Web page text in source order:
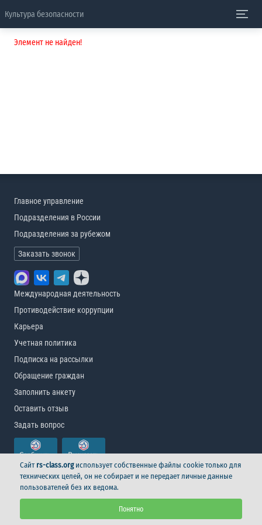
Культура безопасности
Элемент не найден!
Главное управление
Подразделения в России
Подразделения за рубежом
Заказать звонок
Международная деятельность
Противодействие коррупции
Карьера
Учетная политика
Подписка на рассылки
Обращение граждан
Заполнить анкету
Оставить отзыв
Задать вопрос
© Российский морской регистр судоходства, 2026
Логотип
Сайт rs-class.orgиспользует собственные файлы cookie только для
технических целей, он не собирает и не передает личные данные
пользователей без их ведома.
Понятно